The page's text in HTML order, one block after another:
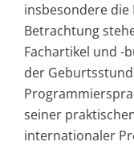
insbesondere die
Betrachtung
Fachartikel und -
der
seiner
internationaler